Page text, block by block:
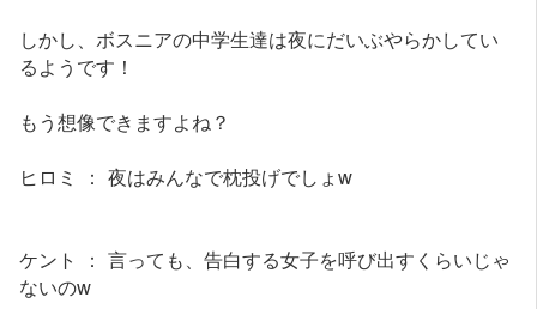
しかし、ボスニアの中学生達は夜にだいぶやらかしてい
るようです！
もう想像できますよね？
ヒロミ ： 夜はみんなで枕投げでしょw
ケント ： 言っても、告白する女子を呼び出すくらいじゃ
ないのw